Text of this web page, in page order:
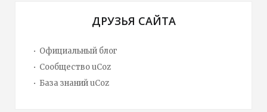
ДРУЗЬЯ САЙТА
Официальный блог
Сообщество uCoz
База знаний uCoz